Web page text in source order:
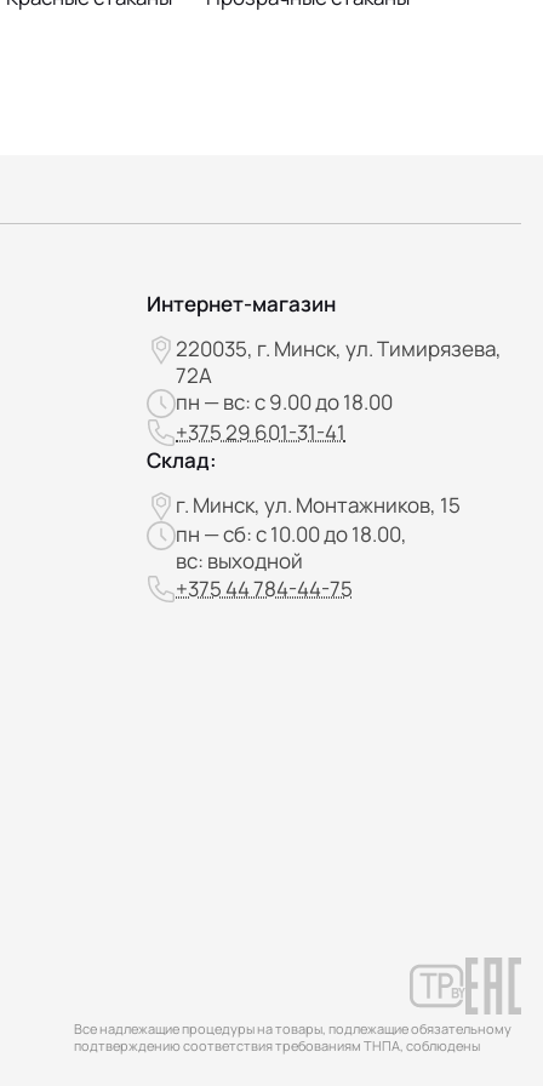
Интернет-магазин
220035, г. Минск, ул. Тимирязева,
72А
пн — вс: с 9.00 до 18.00
+375 29 601-31-41
Склад:
г. Минск, ул. Монтажников, 15
пн — сб: с 10.00 до 18.00,
вс: выходной
+375 44 784-44-75
Все надлежащие процедуры на товары, подлежащие обязательному
подтверждению соответствия требованиям ТНПА, соблюдены